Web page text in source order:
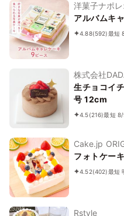
洋菓子ナポ
アルバムキ
4.88(592)最短
株式会社
生チョコイ
号 12cm
4.5(216)最短
Cake.jp
フォトケー
4.52(402)最短
Rstyle